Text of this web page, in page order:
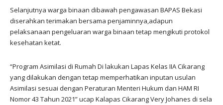
Selanjutnya warga binaan dibawah pengawasan BAPAS Bekasi
diserahkan terimakan bersama penjaminnya,adapun
pelaksanaan pengeluaran warga binaan tetap mengikuti protokol
kesehatan ketat.
“Program Asimilasi di Rumah Di lakukan Lapas Kelas IIA Cikarang
yang dilakukan dengan tetap memperhatikan inputan usulan
Asimilasi sesuai dengan Peraturan Menteri Hukum dan HAM RI
Nomor 43 Tahun 2021” ucap Kalapas Cikarang Very Johanes di sela